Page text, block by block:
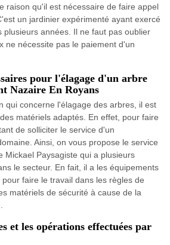
raison qu'il est nécessaire de faire appel
un jardinier expérimenté ayant exercé
plusieurs années. Il ne faut pas oublier
ne nécessite pas le paiement d'un
pour l'élagage d'un arbre
Nazaire En Royans
qui concerne l'élagage des arbres, il est
matériels adaptés. En effet, pour faire
de solliciter le service d'un
Ainsi, on vous propose le service
Mickael Paysagiste qui a plusieurs
le secteur. En fait, il a les équipements
faire le travail dans les règles de
matériels de sécurité à cause de la
et les opérations effectuées par